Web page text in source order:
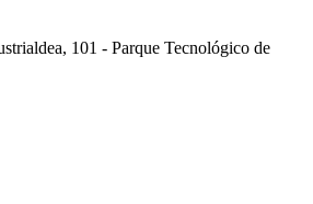
101 - Parque Tecnológico de